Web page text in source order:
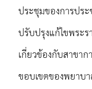
ประชุมของการปร
ปรับปรุงแก้ไขพระ
เกี่ยวข้องกับสาขา
ขอบเขตของพยาบ